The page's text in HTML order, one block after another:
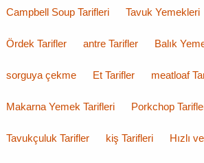
Campbell Soup Tarifleri Tavuk Yemekleri
Ördek Tarifler antre Tarifler Balık
sorguya çekme Et Tarifler meatloaf
Makarna Yemek Tarifleri Porkchop
Tavukçuluk Tarifler kiş Tarifleri Hızlı